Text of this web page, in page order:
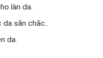
làn da.
săn chắc..
da.